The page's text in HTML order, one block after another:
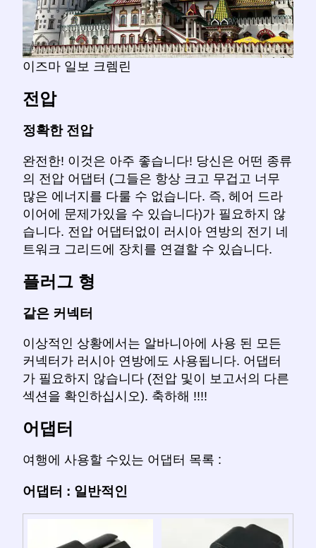
이즈마 일보 크렘린
전압
정확한 전압
완전한! 이것은 아주 좋습니다! 당신은 어떤 종류
의 전압 어댑터 (그들은 항상 크고 무겁고 너무
많은 에너지를 다룰 수 없습니다. 즉, 헤어 드라
이어에 문제가있을 수 있습니다)가 필요하지 않
습니다. 전압 어댑터없이 러시아 연방의 전기 네
트워크 그리드에 장치를 연결할 수 있습니다.
플러그 형
같은 커넥터
이상적인 상황에서는 알바니아에 사용 된 모든
커넥터가 러시아 연방에도 사용됩니다. 어댑터
가 필요하지 않습니다 (전압 및이 보고서의 다른
섹션을 확인하십시오). 축하해 !!!!
어댑터
여행에 사용할 수있는 어댑터 목록 :
어댑터 : 일반적인